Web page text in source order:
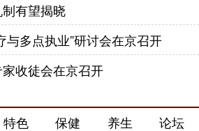
有望揭晓
与多点执业”研讨会在京召开
收徒会在京召开
特色 保健 养生
论坛